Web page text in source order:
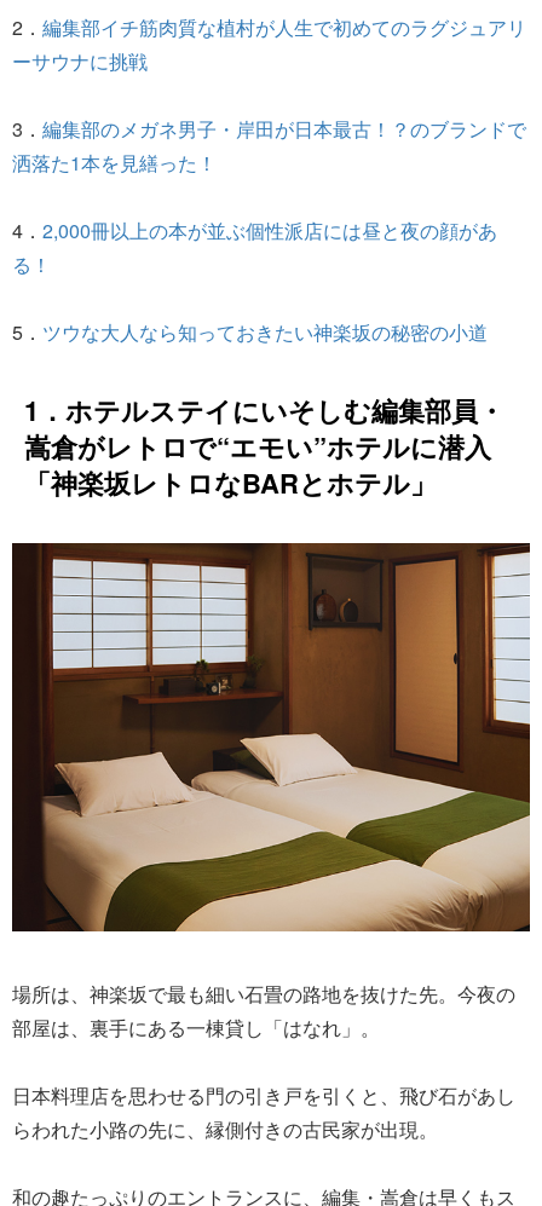
2． 編集部イチ筋肉質な植村が人生で初めてのラグジュアリ
ーサウナに挑戦
3． 編集部のメガネ男子・岸田が日本最古！？のブランドで
洒落た1本を見繕った！
4． 2,000冊以上の本が並ぶ個性派店には昼と夜の顔があ
る！
5． ツウな大人なら知っておきたい神楽坂の秘密の小道
1．ホテルステイにいそしむ編集部員・
嵩倉がレトロで“エモい”ホテルに潜入
「神楽坂レトロなBARとホテル」
場所は、神楽坂で最も細い石畳の路地を抜けた先。今夜の
部屋は、裏手にある一棟貸し「はなれ」。
日本料理店を思わせる門の引き戸を引くと、飛び石があし
らわれた小路の先に、縁側付きの古民家が出現。
和の趣たっぷりのエントランスに、編集・嵩倉は早くもス